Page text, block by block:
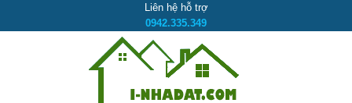
Liên hệ hỗ trợ
0942.335.349